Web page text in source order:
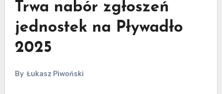
Trwa nabór zgłoszeń
jednostek na Pływadło
2025
By Łukasz Piwoński